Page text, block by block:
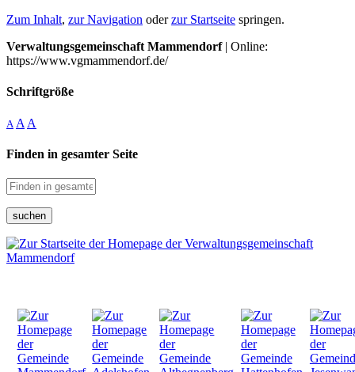
Zum Inhalt, zur Navigation oderzur Startseite springen.
Verwaltungsgemeinschaft Mammendorf| Online:
https://www.vgmammendorf.de/
Schriftgröße
A A A
Finden in gesamter Seite
suchen